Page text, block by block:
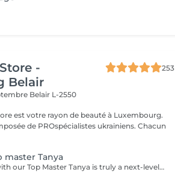
-
Belair
253
Belair L-2550
est votre rayon de beauté à Luxembourg.
de PROspécialistes ukrainiens. Chacun
master Tanya
Full body massage with our Top Master Tanya is truly a next-level experience. With more than 10 years of professional experience, she has an exceptional understanding of the body and its individual needs. Tanya adapts her technique exactly to what your body requires, often sensing it even before you do. This type of massage is designed to release tension, improve circulation, and promote deep relaxation. The treatment typically focuses on the back, shoulders, arms, legs, and other key tension areas, using smooth, flowing, and soothing massage techniques. Result: a feeling of lightness, relaxation, and renewed body comfort. Recommended frequency: from once a week to once a month, depending on your personal needs and stress level.